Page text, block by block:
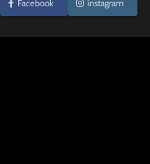
Facebook instagram